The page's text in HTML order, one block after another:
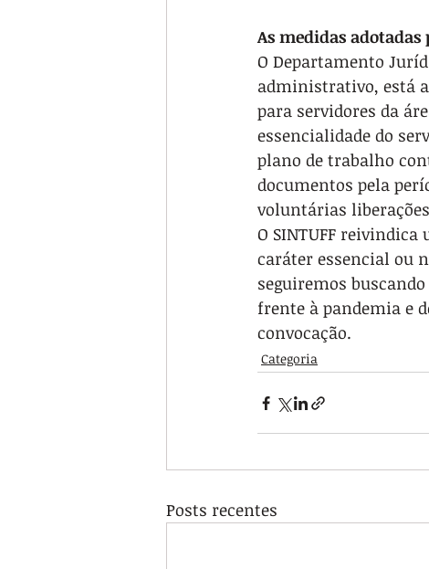
As medidas adotadas
O Departamento
administrativo, está
para servidores da
essencialidade do
plano de trabalho
documentos pela
voluntárias
O SINTUFF
caráter essencial ou
seguiremos
frente à pandemia e
convocação.
Categoria
Posts recentes